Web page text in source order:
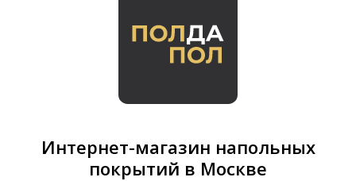
Интернет-магазин напольных
покрытий в Москве